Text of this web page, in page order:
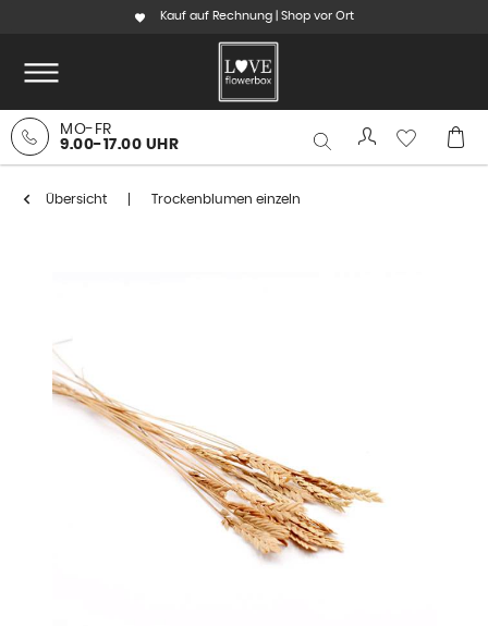
Kauf auf Rechnung | Shop vor Ort
MO-FR
9.00-17.00 UHR
Übersicht Trockenblumen einzeln